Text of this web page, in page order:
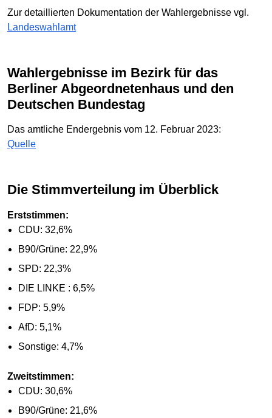
Zur detaillierten Dokumentation der Wahlergebnisse vgl.
Landeswahlamt
Wahlergebnisse im Bezirk für das
Berliner Abgeordnetenhaus und den
Deutschen Bundestag
Das amtliche Endergebnis vom 12. Februar 2023:
Quelle
Die Stimmverteilung im Überblick
Erststimmen:
CDU: 32,6%
B90/Grüne: 22,9%
SPD: 22,3%
DIE LINKE : 6,5%
FDP: 5,9%
AfD: 5,1%
Sonstige: 4,7%
Zweitstimmen:
CDU: 30,6%
B90/Grüne: 21,6%